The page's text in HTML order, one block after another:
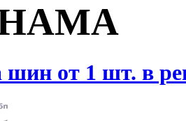
шин от 1 шт. в